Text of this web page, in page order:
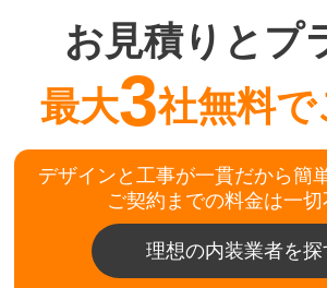
お見積りとプ
最大3社無料で
デザインと工事が一貫だから簡
ご契約までの料金は一切
理想の内装業者を探